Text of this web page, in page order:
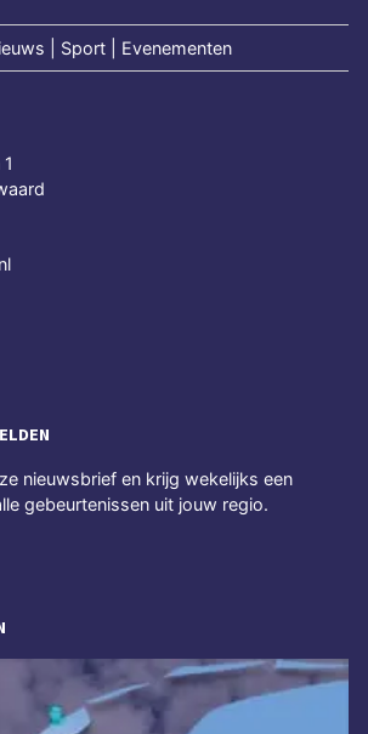
| Sport | Evenementen
nieuwsbrief en krijg wekelijks een
gebeurtenissen uit jouw regio.